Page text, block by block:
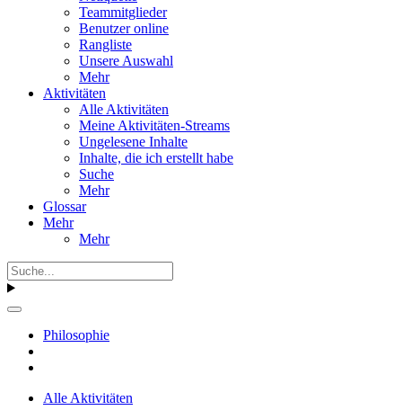
Teammitglieder
Benutzer online
Rangliste
Unsere Auswahl
Mehr
Aktivitäten
Alle Aktivitäten
Meine Aktivitäten-Streams
Ungelesene Inhalte
Inhalte, die ich erstellt habe
Suche
Mehr
Glossar
Mehr
Mehr
Philosophie
Alle Aktivitäten